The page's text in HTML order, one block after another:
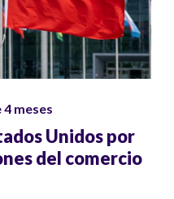
4 meses
Unidos por
del comercio